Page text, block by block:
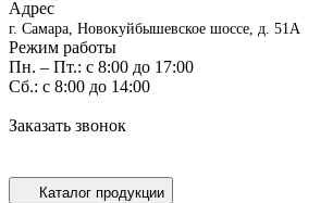
Адрес
г. Самара, Новокуйбышевское шоссе, д. 51А
Режим работы
Пн. – Пт.: с 8:00 до 17:00
Cб.: с 8:00 до 14:00
Заказать звонок
Каталог продукции